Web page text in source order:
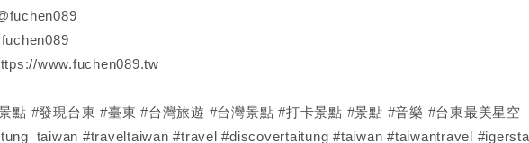
www.fuchen089.tw
點 #發現台東 #臺東 #台灣旅遊 #台灣景點 #打卡景點 #景點 #音樂 #台東最美星空
#traveltaiwan #travel #discovertaitung #taiwan #taiwantravel